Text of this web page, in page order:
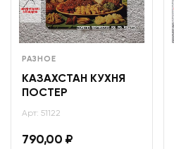
РАЗНОЕ
КАЗАХСТАН КУХНЯ
ПОСТЕР
Арт: 51122
790,00 ₽